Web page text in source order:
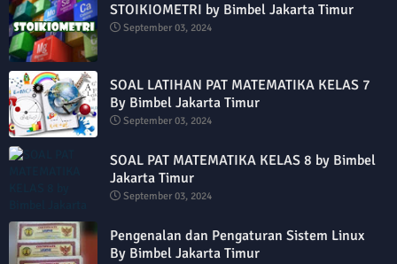
STOIKIOMETRI by Bimbel Jakarta Timur
September 03, 2024
SOAL LATIHAN PAT MATEMATIKA KELAS 7
By Bimbel Jakarta Timur
September 03, 2024
SOAL PAT MATEMATIKA KELAS 8 by Bimbel
Jakarta Timur
September 03, 2024
Pengenalan dan Pengaturan Sistem Linux
By Bimbel Jakarta Timur